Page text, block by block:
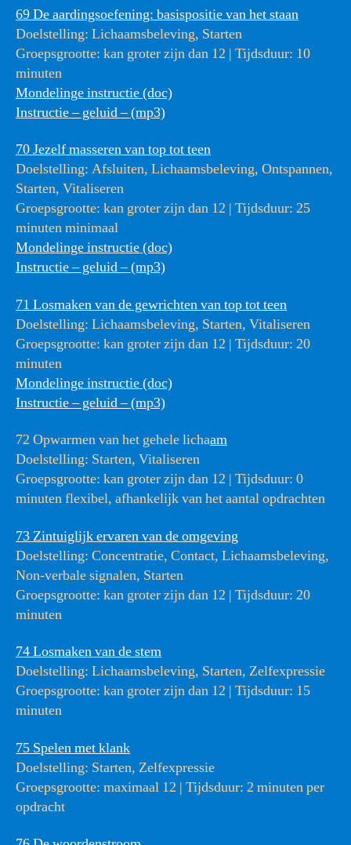
69 De aardingsoefening: basispositie van het staan
Doelstelling: Lichaamsbeleving, Starten
Groepsgrootte: kan groter zijn dan 12 | Tijdsduur: 10
minuten
Mondelinge instructie (doc)
Instructie – geluid – (mp3)
70 Jezelf masseren van top tot teen
Doelstelling: Afsluiten, Lichaamsbeleving, Ontspannen,
Starten, Vitaliseren
Groepsgrootte: kan groter zijn dan 12 | Tijdsduur: 25
minuten minimaal
Mondelinge instructie (doc)
Instructie – geluid – (mp3)
71 Losmaken van de gewrichten van top tot teen
Doelstelling: Lichaamsbeleving, Starten, Vitaliseren
Groepsgrootte: kan groter zijn dan 12 | Tijdsduur: 20
minuten
Mondelinge instructie (doc)
Instructie – geluid – (mp3)
72 Opwarmen van het gehele lichaam
Doelstelling: Starten, Vitaliseren
Groepsgrootte: kan groter zijn dan 12 | Tijdsduur: 0
minuten flexibel, afhankelijk van het aantal opdrachten
73 Zintuiglijk ervaren van de omgeving
Doelstelling: Concentratie, Contact, Lichaamsbeleving,
Non-verbale signalen, Starten
Groepsgrootte: kan groter zijn dan 12 | Tijdsduur: 20
minuten
74 Losmaken van de stem
Doelstelling: Lichaamsbeleving, Starten, Zelfexpressie
Groepsgrootte: kan groter zijn dan 12 | Tijdsduur: 15
minuten
75 Spelen met klank
Doelstelling: Starten, Zelfexpressie
Groepsgrootte: maximaal 12 | Tijdsduur: 2 minuten per
opdracht